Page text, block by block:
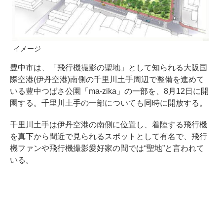
イメージ
豊中市は、「飛行機撮影の聖地」として知られる大阪国
際空港(伊丹空港)南側の千里川土手周辺で整備を進めて
いる豊中つばさ公園「ma-zika」の一部を、8月12日に開
園する。千里川土手の一部についても同時に開放する。
千里川土手は伊丹空港の南側に位置し、着陸する飛行機
を真下から間近で見られるスポットとして有名で、飛行
機ファンや飛行機撮影愛好家の間では“聖地”と言われて
いる。